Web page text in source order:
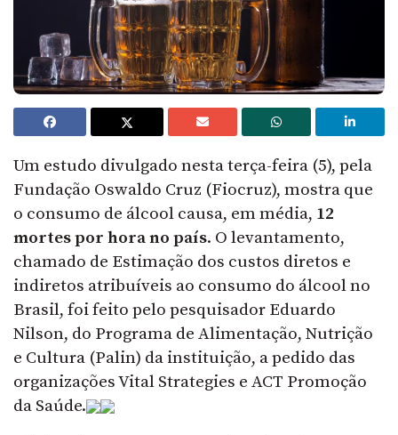
Um estudo divulgado nesta terça-feira (5), pela
Fundação Oswaldo Cruz (Fiocruz), mostra que
o consumo de álcool causa, em média, 12
mortes por hora no país. O levantamento,
chamado de Estimação dos custos diretos e
indiretos atribuíveis ao consumo do álcool no
Brasil, foi feito pelo pesquisador Eduardo
Nilson, do Programa de Alimentação, Nutrição
e Cultura (Palin) da instituição, a pedido das
organizações Vital Strategies e ACT Promoção
da Saúde.